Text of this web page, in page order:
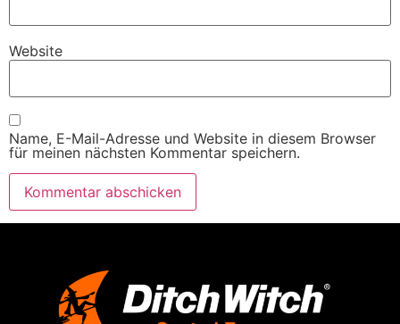
Website
Name, E-Mail-Adresse und Website in diesem Browser
für meinen nächsten Kommentar speichern.